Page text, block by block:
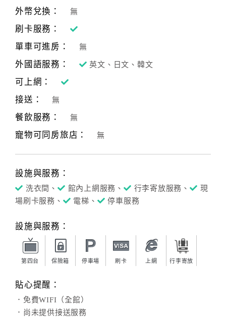
外幣兌換： 無
刷卡服務：
單車可進房：
無
外國語服務： 英文、日文、韓文
可上網：
接送：
無
餐飲服務： 無
寵物可同房旅店： 無
設施與服務：
洗衣間、 館內上網服務、 行李寄放服務、
現
場刷卡服務、
電梯、 停車服務
設施與服務：
第四台 保險箱 停車場 刷卡 上網 行李寄放
貼心提醒：
．免費WIFI（全館）
．尚未提供接送服務